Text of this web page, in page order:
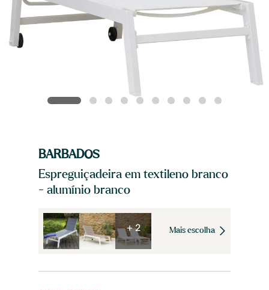
BARBADOS
Espreguiçadeira em textileno branco
- alumínio branco
+ 2 Mais escolha